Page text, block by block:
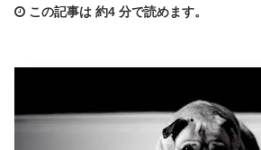
この記事は 約4 分で読めます。